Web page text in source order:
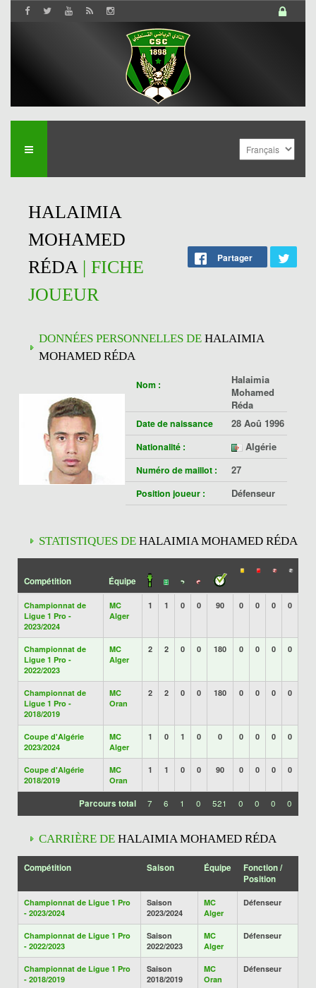
HALAIMIA
MOHAMED
RÉDA| FICHE
JOUEUR
Partager
DONNÉES PERSONNELLES DE HALAIMIA
MOHAMED RÉDA
Nom :
Halaimia
Mohamed
Réda
Date de naissance 28 Aoû 1996
Nationalité : Algérie
Numéro de maillot : 27
Position joueur : Défenseur
STATISTIQUES DE HALAIMIA MOHAMED RÉDA
Compétition Équipe
Championnat de
Ligue 1 Pro -
2023/2024
MC
Alger
1 1 0 0 90 0 0 0 0
Championnat de
Ligue 1 Pro -
2022/2023
MC
Alger
2 2 0 0 180 0 0 0 0
Championnat de
Ligue 1 Pro -
2018/2019
MC
Oran
2 2 0 0 180 0 0 0 0
Coupe d'Algérie
2023/2024
MC
Alger
1 0 1 0 0 0 0 0 0
Coupe d'Algérie
2018/2019
MC
Oran
1 1 0 0 90 0 0 0 0
Parcours total 7 6 1 0 521 0 0 0 0
CARRIÈRE DE HALAIMIA MOHAMED RÉDA
Compétition Saison Équipe
Fonction /
Position
Championnat de Ligue 1 Pro
- 2023/2024
Saison
2023/2024
MC
Alger
Défenseur
Championnat de Ligue 1 Pro
- 2022/2023
Saison
2022/2023
MC
Alger
Défenseur
Championnat de Ligue 1 Pro
- 2018/2019
Saison
2018/2019
MC
Oran
Défenseur